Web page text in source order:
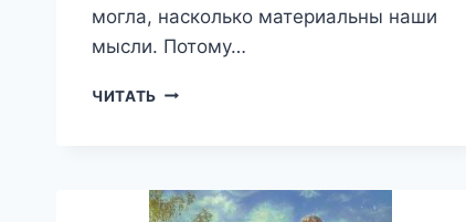
могла, насколько материальны наши
мысли. Потому…
ЧИТАТЬ РУСАЛКА
КЕЙН